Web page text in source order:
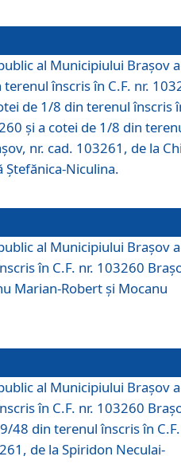
al Municipiului Braşov a
înscris în C.F. nr.
de 1/8 din terenul înscris
și a cotei de 1/8 din
nr. cad. 103261, de la
Niculina.
al Municipiului Braşov a
în C.F. nr. 103260
Marian-Robert și Mocanu
al Municipiului Braşov a
în C.F. nr. 103260
48 din terenul înscris în
de la Spiridon Neculai-